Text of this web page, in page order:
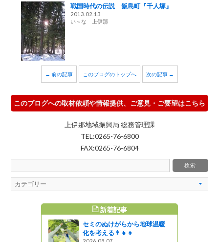
戦国時代の伝説 飯島町『千人塚』
2013.02.13
い～な 上伊那
← 前の記事 このブログのトップへ 次の記事 →
このブログへの取材依頼や情報提供、ご意見・ご要望はこちら
上伊那地域振興局 総務管理課
TEL:0265-76-6800
FAX:0265-76-6804
新着記事
セミのぬけがらから地球温暖
化を考える👨‍👧‍👦
2026.08.07